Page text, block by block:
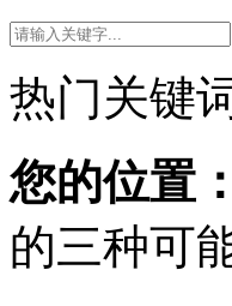
热门关键
您的位置：
的三种可